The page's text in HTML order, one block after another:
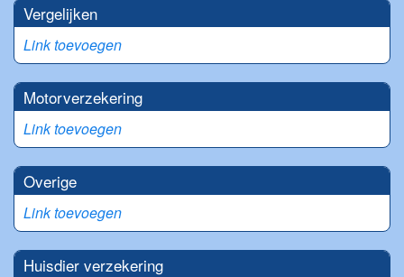
Vergelijken
Link toevoegen
Motorverzekering
Link toevoegen
Overige
Link toevoegen
Huisdier verzekering